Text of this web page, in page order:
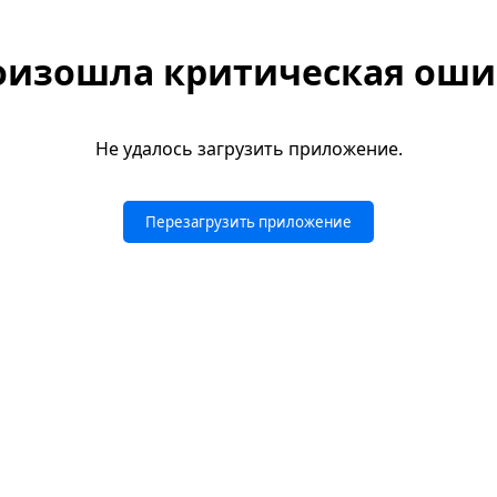
критическая
Не удалось загрузить приложение.
Перезагрузить приложение